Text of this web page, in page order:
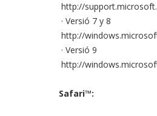
http://
· Versió 7 y 8
http://
· Versió 9
http://
Safari™: